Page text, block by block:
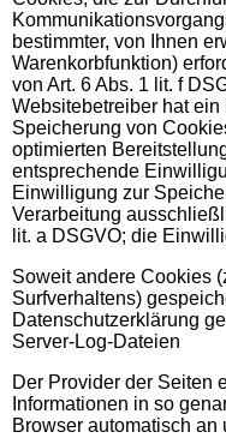
bestimmter, von Ihnen
Warenkorbfunktion)
von Art. 6 Abs. 1 lit. f
Websitebetreiber hat
Speicherung von
optimierten
entsprechende
Einwilligung zur
Verarbeitung
lit. a DSGVO; die
Soweit andere Cookies
Surfverhaltens)
Datenschutzerklärung
Server-Log-Dateien
Der Provider der Seiten
Informationen in so
Browser automatisch an